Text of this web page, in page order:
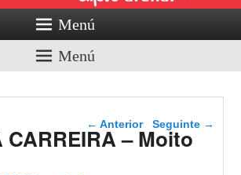
Menú
Menú
Navegador de artigos
← Anterior Seguinte →
CARREIRA – Moito